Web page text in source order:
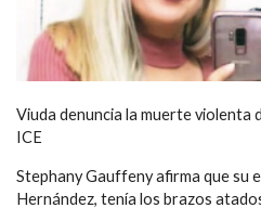
Viuda denuncia la muerte violenta
ICE
Stephany Gauffeny afirma que su
Hernández, tenía los brazos